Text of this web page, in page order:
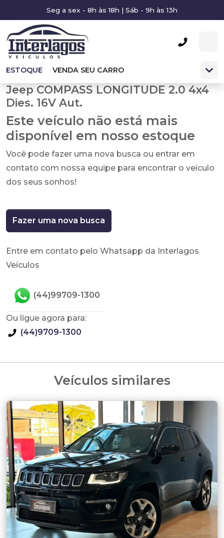
Seg a sex - 8h às 18h | Sáb - 9h às 13h
ESTOQUE VENDA SEU CARRO
Jeep COMPASS LONGITUDE 2.0 4x4
Dies. 16V Aut.
Este veículo não está mais
disponível em nosso estoque
Você pode fazer uma nova busca ou entrar em
contato com nossa equipe para encontrar o veículo
dos seus sonhos!
Fazer uma nova busca
Entre em contato pelo Whatsapp da Interlagos
Veículos
(44)99709-1300
Ou ligue agora para:
(44)9709-1300
Veículos similares